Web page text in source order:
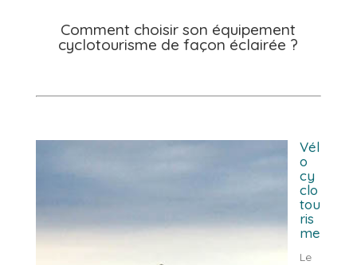
Comment choisir son équipement
cyclotourisme de façon éclairée ?
Vél
o
cy
clo
tou
ris
me
Le